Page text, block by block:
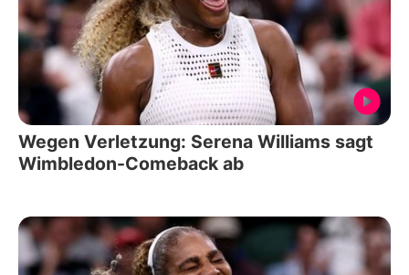
Wegen Verletzung: Serena Williams sagt
Wimbledon-Comeback ab